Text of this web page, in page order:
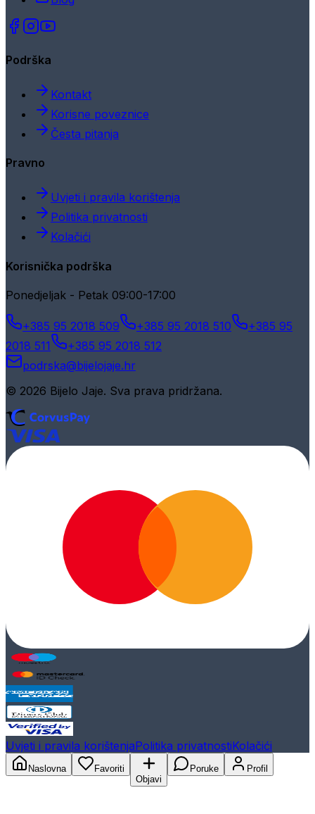
Podrška
Kontakt
Korisne poveznice
Česta pitanja
Pravno
Uvjeti i pravila korištenja
Politika privatnosti
Kolačići
Korisnička podrška
Ponedjeljak - Petak 09:00-17:00
+385 95 2018 509 +385 95 2018 510
+385 95
2018 511
+385 95 2018 512
podrska@bijelojaje.hr
© 2026 Bijelo Jaje. Sva prava pridržana.
Uvjeti i pravila korištenjaPolitika privatnostiKolačići
Naslovna
Favoriti
Objavi
Poruke Profil